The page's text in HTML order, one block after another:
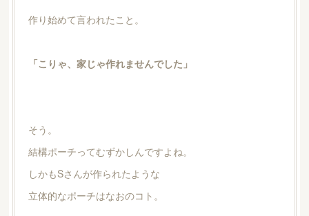
作り始めて言われたこと。
「こりゃ、家じゃ作れませんでした」
そう。
結構ポーチってむずかしんですよね。
しかもSさんが作られたような
立体的なポーチはなおのコト。